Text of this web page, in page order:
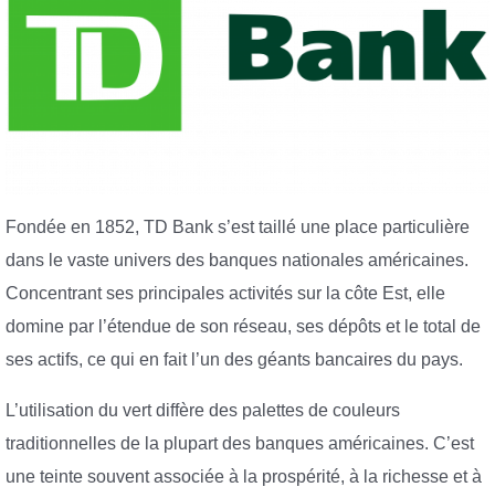
Fondée en 1852, TD Bank s’est taillé une place particulière
dans le vaste univers des banques nationales américaines.
Concentrant ses principales activités sur la côte Est, elle
domine par l’étendue de son réseau, ses dépôts et le total de
ses actifs, ce qui en fait l’un des géants bancaires du pays.
L’utilisation du vert diffère des palettes de couleurs
traditionnelles de la plupart des banques américaines. C’est
une teinte souvent associée à la prospérité, à la richesse et à